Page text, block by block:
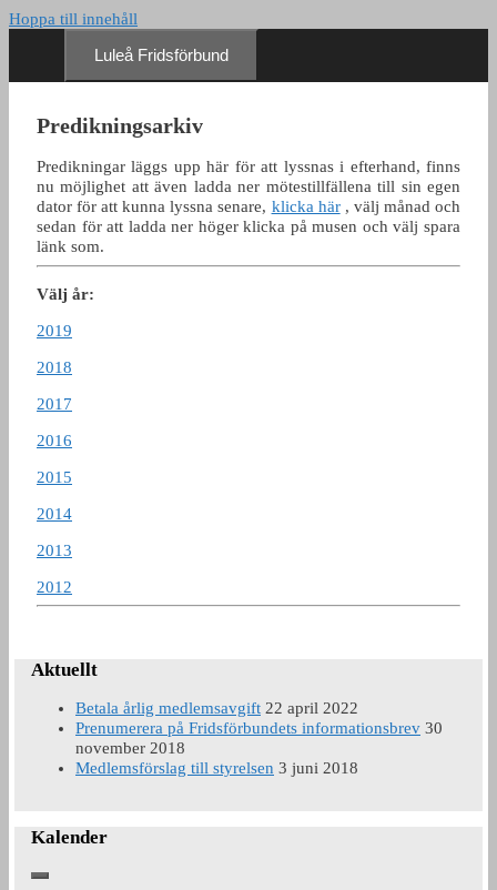
Hoppa till innehåll
Luleå Fridsförbund
Predikningsarkiv
Predikningar läggs upp här för att lyssnas i efterhand, finns
nu möjlighet att även ladda ner mötestillfällena till sin egen
dator för att kunna lyssna senare, klicka här, välj månad och
sedan för att ladda ner höger klicka på musen och välj spara
länk som.
Välj år:
2019
2018
2017
2016
2015
2014
2013
2012
Aktuellt
Betala årlig medlemsavgift 22 april 2022
Prenumerera på Fridsförbundets informationsbrev 30
november 2018
Medlemsförslag till styrelsen 3 juni 2018
Kalender